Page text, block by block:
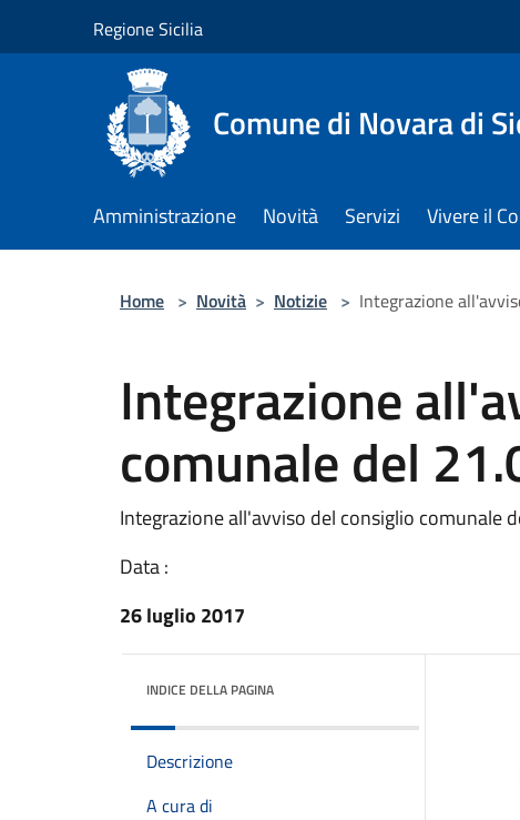
Regione Sicilia
Comune di Novara di
Amministrazione Novità Servizi Vivere il
Home > Novità > Notizie > Integrazione
Integrazione
comunale del
Integrazione all'avviso del consiglio comunale
Data :
26 luglio 2017
INDICE DELLA PAGINA
Descrizione
A cura di